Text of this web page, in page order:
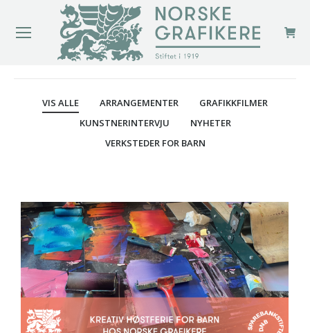
VIS ALLE ARRANGEMENTER
GRAFIKKFILMER
KUNSTNERINTERVJU
NYHETER
VERKSTEDER FOR BARN